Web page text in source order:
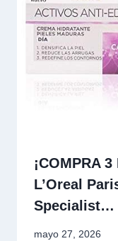
¡COMPRA
L’Oreal
Specialist…
mayo 27, 2026